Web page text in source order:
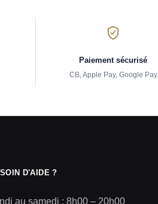
Paiement sécurisé
CB, Apple Pay, Google Pay
D'AIDE ?
au samedi : 8h00 – 20h00